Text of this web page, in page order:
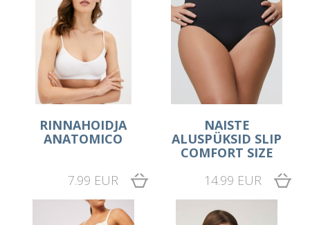
RINNAHOIDJA
ANATOMICO
7.99 EUR
NAISTE
ALUSPÜKSID SLIP
COMFORT SIZE
14.99 EUR